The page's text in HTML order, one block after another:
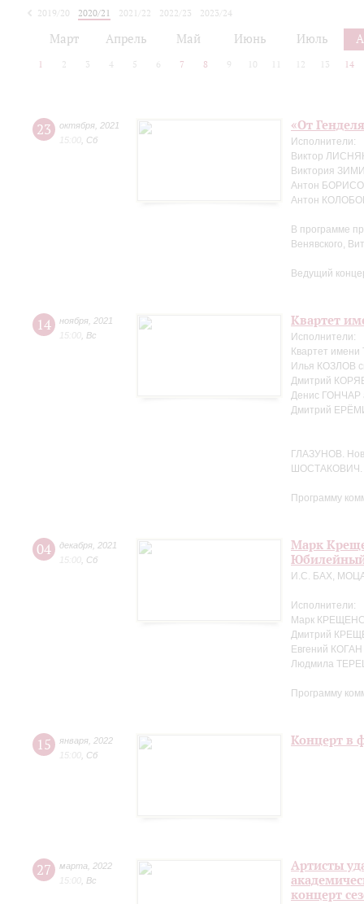
2019/20 2020/21 2021/22 2022/23
2023/24
Март Апрель Май Июнь Июль
1 2 3 4 5 6 7 8 9 10 12 13 14
23 октября 2021
15:00 Сб
«От
Исполнители:
Виктор
Виктория
Антон
Антон
В программе
Венявского,
Ведущий
14 ноября 2021
15:00 Вс
Квартет
Исполнители:
Квартет
Илья КОЗЛОВ
Дмитрий
Денис ГОНЧАР
Дмитрий
ГЛАЗУНОВ.
ШОСТАКОВИЧ.
Программу
04 декабря 2021
15:00 Сб
Марк
И.С. БАХ,
Исполнители:
Марк
Дмитрий
Евгений
Людмила
Программу
15 января 2022
15:00 Сб
Концерт в
27 марта
2022
15:00 Вс
Артисты
концерт